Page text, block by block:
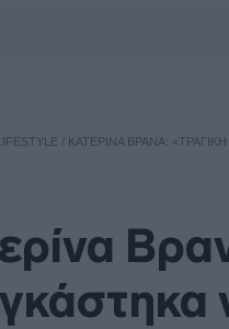
/ ΚΑΤΕΡΊΝΑ ΒΡΑΝΆ: